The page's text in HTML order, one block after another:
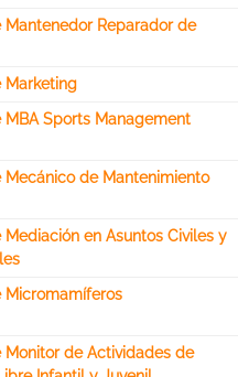
Mantenedor Reparador de
Marketing
MBA Sports Management
Mecánico de Mantenimiento
Mediación en Asuntos Civiles y
Micromamíferos
Monitor de Actividades de